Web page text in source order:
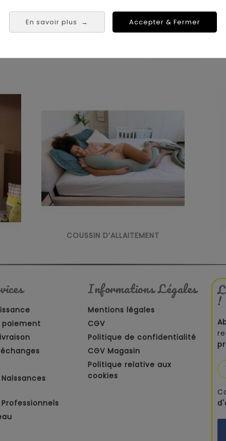
En savoir plus → Accepter & Fermer
COUSSIN D’ALLAITEMENT
paiement
Informations Légales
Mentions légales
CGV
Politique de confidentialité
CGV Magasin
Politique relative aux
cookies
!